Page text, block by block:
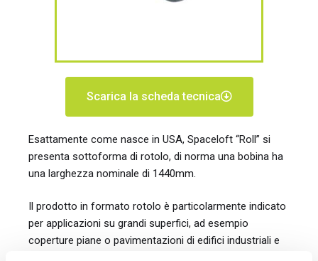
Scarica la scheda tecnica
Esattamente come nasce in USA, Spaceloft “Roll” si
presenta sottoforma di rotolo, di norma una bobina ha
una larghezza nominale di 1440mm.
Il prodotto in formato rotolo è particolarmente indicato
per applicazioni su grandi superfici, ad esempio
coperture piane o pavimentazioni di edifici industriali e